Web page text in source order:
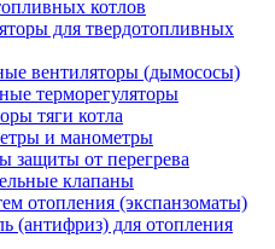
котлов
для твердотопливных
вентиляторы (дымососы)
терморегуляторы
тяги котла
и манометры
защиты от перегрева
клапаны
отопления (экспанзоматы)
(антифриз) для отопления